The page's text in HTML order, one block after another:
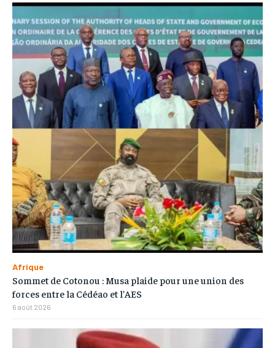
Afrique
Sommet de Cotonou : Musa plaide pour une union des
forces entre la Cédéao et l’AES
6 août 2026